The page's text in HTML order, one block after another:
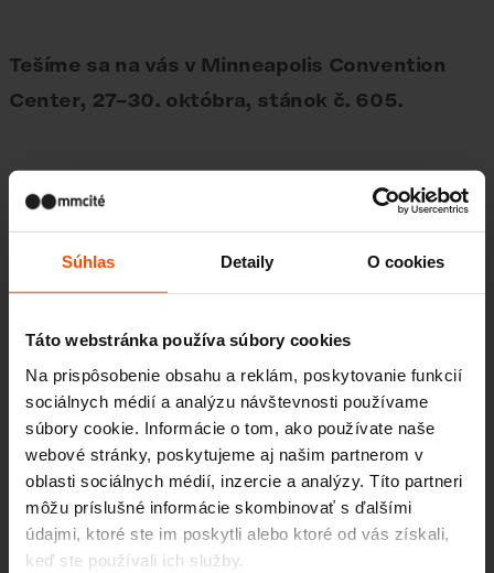
Súhlas Detaily O cookies
Táto webstránka používa súbory cookies
Na prispôsobenie obsahu a reklám, poskytovanie funkcií
sociálnych médií a analýzu návštevnosti používame
súbory cookie. Informácie o tom, ako používate naše
webové stránky, poskytujeme aj našim partnerom v
oblasti sociálnych médií, inzercie a analýzy. Títo partneri
môžu príslušné informácie skombinovať s ďalšími
údajmi, ktoré ste im poskytli alebo ktoré od vás získali,
keď ste používali ich služby.
Tešíme sa na vás v Minneapolis Convention
Center, 27–30. októbra, stánok č. 605.
Fotogaléria
Viac noviniek
6. 10. Designblok 2024, 2. – 6.